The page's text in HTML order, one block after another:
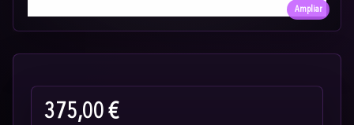
Ampliar
375,00 €